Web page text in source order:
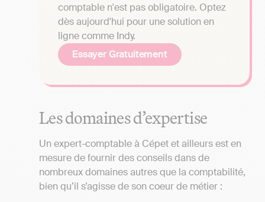
comptable n'est pas obligatoire. Optez
dès aujourd'hui pour une solution en
ligne comme Indy.
Essayer Gratuitement
Les domaines d’expertise
Un expert-comptable à Cépet et ailleurs est en
mesure de fournir des conseils dans de
nombreux domaines autres que la comptabilité,
bien qu’il s’agisse de son coeur de métier :